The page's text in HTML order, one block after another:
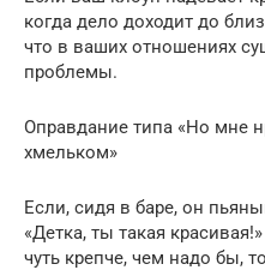
когда дело доходит до
что в ваших отношениях
проблемы.
Оправдание типа «Но мне
хмельком»
Если, сидя в баре, он
«Детка, ты такая
чуть крепче, чем надо бы,